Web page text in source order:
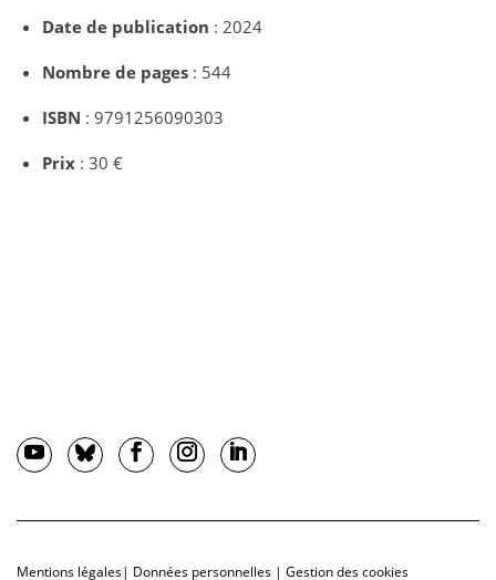
Date de publication : 2024
Nombre de pages : 544
ISBN : 9791256090303
Prix : 30 €
Mentions légales| Données personnelles | Gestion des cookies